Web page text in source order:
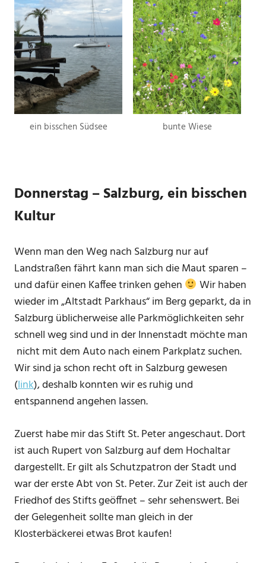
ein bisschen Südsee bunte Wiese
Donnerstag – Salzburg, ein bisschen
Kultur
Wenn man den Weg nach Salzburg nur auf
Landstraßen fährt kann man sich die Maut sparen –
und dafür einen Kaffee trinken gehen
Wir haben
wieder im „Altstadt Parkhaus“ im Berg geparkt, da in
Salzburg üblicherweise alle Parkmöglichkeiten sehr
schnell weg sind und in der Innenstadt möchte man
nicht mit dem Auto nach einem Parkplatz suchen.
Wir sind ja schon recht oft in Salzburg gewesen
(link), deshalb konnten wir es ruhig und
entspannend angehen lassen.
Zuerst habe mir das Stift St. Peter angeschaut. Dort
ist auch Rupert von Salzburg auf dem Hochaltar
dargestellt. Er gilt als Schutzpatron der Stadt und
war der erste Abt von St. Peter. Zur Zeit ist auch der
Friedhof des Stifts geöffnet – sehr sehenswert. Bei
der Gelegenheit sollte man gleich in der
Klosterbäckerei etwas Brot kaufen!